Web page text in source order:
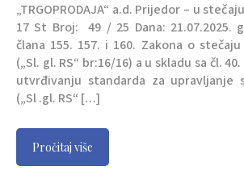
„TRGOPRODAJA“ a.d. Prijedor – u
17 St Broj: 49 / 25 Dana: 21.07.2025.
člana 155. 157. i 160. Zakona o
(„Sl. gl. RS“ br:16/16) a u skladu sa čl.
utvrđivanju standarda za upravljanje
(„Sl .gl. RS“ […]
Pročitaj više